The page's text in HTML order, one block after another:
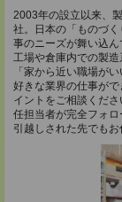
2003年の設立以来、
社。日本の「ものづ
事のニーズが舞い込ん
工場や倉庫内での製造
「家から近い職場が
好きな業界の仕事が
イントをご相談くだ
任担当者が完全フォ
引越しされた先でも